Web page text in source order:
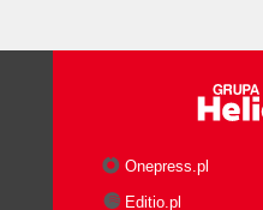
Onepress.pl
Editio.pl